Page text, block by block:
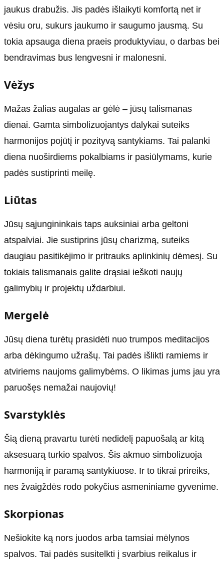
jaukus drabužis. Jis padės išlaikyti komfortą net ir
vėsiu oru, sukurs jaukumo ir saugumo jausmą. Su
tokia apsauga diena praeis produktyviau, o darbas bei
bendravimas bus lengvesni ir malonesni.
Vėžys
Mažas žalias augalas ar gėlė – jūsų talismanas
dienai. Gamta simbolizuojantys dalykai suteiks
harmonijos pojūtį ir pozityvą santykiams. Tai palanki
diena nuoširdiems pokalbiams ir pasiūlymams, kurie
padės sustiprinti meilę.
Liūtas
Jūsų sąjungininkais taps auksiniai arba geltoni
atspalviai. Jie sustiprins jūsų charizmą, suteiks
daugiau pasitikėjimo ir pritrauks aplinkinių dėmesį. Su
tokiais talismanais galite drąsiai ieškoti naujų
galimybių ir projektų uždarbiui.
Mergelė
Jūsų diena turėtų prasidėti nuo trumpos meditacijos
arba dėkingumo užrašų. Tai padės išlikti ramiems ir
atviriems naujoms galimybėms. O likimas jums jau yra
paruošęs nemažai naujovių!
Svarstyklės
Šią dieną pravartu turėti nedidelį papuošalą ar kitą
aksesuarą turkio spalvos. Šis akmuo simbolizuoja
harmoniją ir paramą santykiuose. Ir to tikrai prireiks,
nes žvaigždės rodo pokyčius asmeniniame gyvenime.
Skorpionas
Nešiokite ką nors juodos arba tamsiai mėlynos
spalvos. Tai padės susitelkti į svarbius reikalus ir